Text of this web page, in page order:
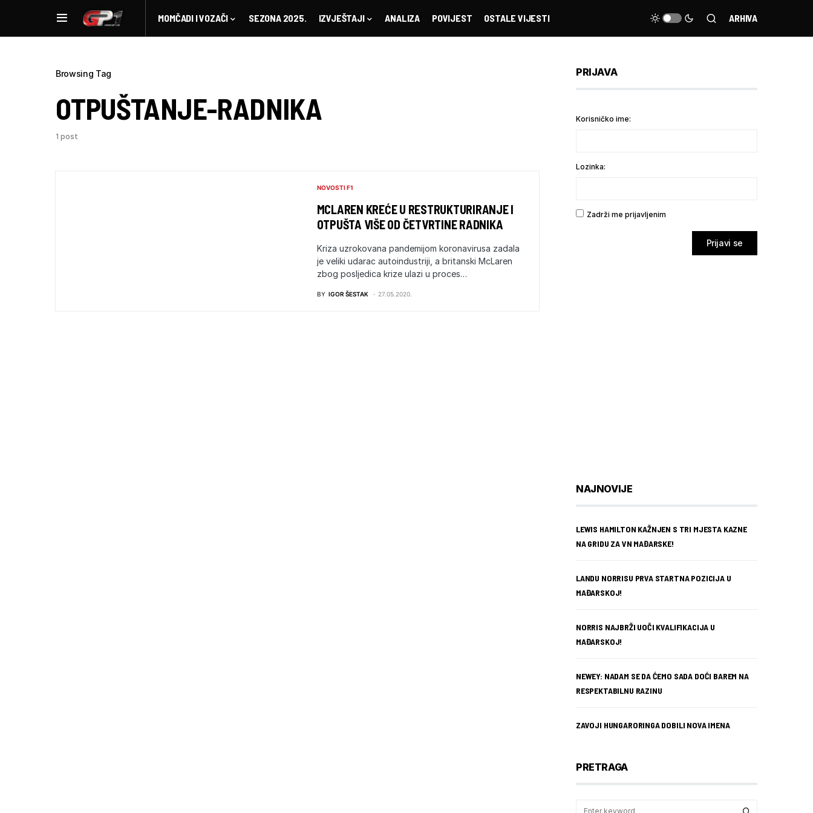
MOMČADI I VOZAČI SEZONA 2025. IZVJEŠTAJI ANALIZA POVIJEST OSTALE VIJESTI ARHIVA
Browsing Tag
OTPUŠTANJE-RADNIKA
1 post
NOVOSTI F1
MCLAREN KREĆE U RESTRUKTURIRANJE I
OTPUŠTA VIŠE OD ČETVRTINE RADNIKA
Kriza uzrokovana pandemijom koronavirusa zadala
je veliki udarac autoindustriji, a britanski McLaren
zbog posljedica krize ulazi u proces…
BY IGOR ŠESTAK 27.05.2020.
PRIJAVA
Korisničko ime:
Lozinka:
Zadrži me prijavljenim
Prijavi se
NAJNOVIJE
LEWIS HAMILTON KAŽNJEN S TRI MJESTA KAZNE
NA GRIDU ZA VN MAĐARSKE!
LANDU NORRISU PRVA STARTNA POZICIJA U
MAĐARSKOJ!
NORRIS NAJBRŽI UOČI KVALIFIKACIJA U
MAĐARSKOJ!
NEWEY: NADAM SE DA ĆEMO SADA DOĆI BAREM NA
RESPEKTABILNU RAZINU
ZAVOJI HUNGARORINGA DOBILI NOVA IMENA
PRETRAGA